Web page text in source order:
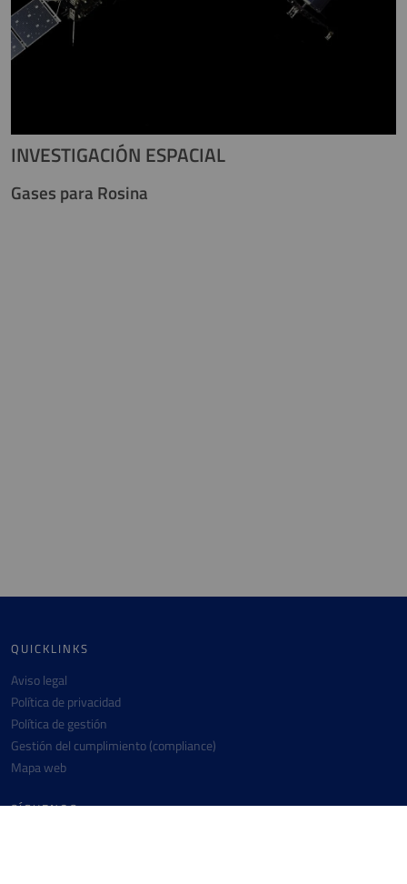
INVESTIGACIÓN ESPACIAL
Gases para Rosina
QUICKLINKS
Aviso legal
Política de privacidad
Política de gestión
Gestión del cumplimiento (compliance)
Mapa web
SÍGUENOS